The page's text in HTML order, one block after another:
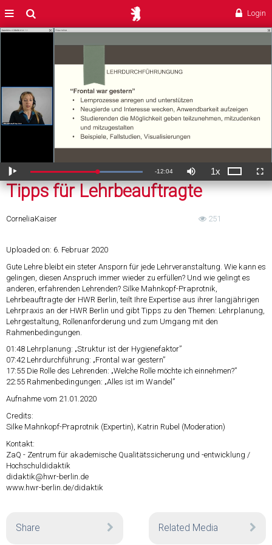
Login
Tipps für Lehrbeauftragte
Tipps für Lehrbeauftragte
Wiedergabe Geladen:
61.35%
Verbleibende
ZeitÂ
-12:04
Ton
aus
1x
CorneliaKaiser 251
Uploaded on: 6. Februar 2020
Gute Lehre bleibt ein steter Ansporn für jede Lehrveranstaltung. Wie kann es
gelingen, diesen Anspruch immer wieder zu erfüllen? Und wie gelingt es
anderen, erfahrenden Lehrenden? Silke Mahnkopf-Praprotnik,
Lehrbeauftragte der HWR Berlin, teilt Ihre Expertise aus ihrer langjährigen
Lehrpraxis an der HWR Berlin und gibt Tipps zu den Themen: Lehrplanung,
Lehrgestaltung, Rollenanforderung und zum Umgang mit den
Rahmenbedingungen.
01:48 Lehrplanung: „Struktur ist der Hygienefaktor”
07:42Lehrdurchführung: „Frontal war gestern”
17:55 Die Rolle des Lehrenden: „Welche Rolle möchte ich einnehmen?”
22:55 Rahmenbedingungen: „Alles ist im Wandel”
Aufnahme vom 21.01.2020
Credits:
Silke Mahnkopf-Praprotnik (Expertin), Katrin Rubel (Moderation)
Kontakt:
ZaQ - Zentrum für akademische Qualitätssicherung und -entwicklung /
Hochschuldidaktik
didaktik@hwr-berlin.de
www.hwr-berlin.de/didaktik
Share Related Media